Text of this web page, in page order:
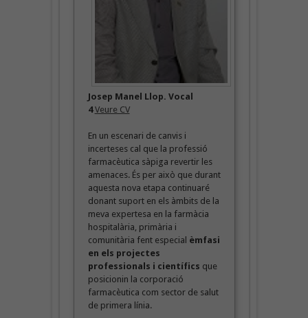
Josep Manel Llop. Vocal
4Veure CV
En un escenari de canvis i
incerteses cal que la professió
farmacèutica sàpiga revertir les
amenaces. És per això que durant
aquesta nova etapa continuaré
donant suport en els àmbits de la
meva expertesa en la farmàcia
hospitalària, primària i
comunitària fent especial èmfasi
en els projectes
professionals i científics que
posicionin la corporació
farmacèutica com sector de salut
de primera línia.